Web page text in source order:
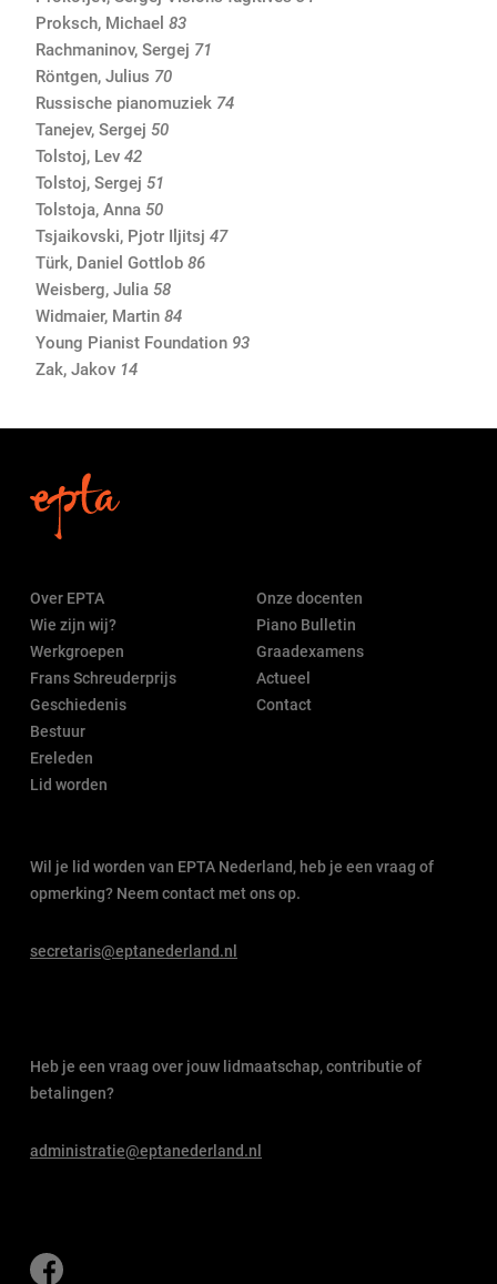
Proksch, Michael 83
Rachmaninov, Sergej 71
Röntgen, Julius 70
Russische pianomuziek 74
Tanejev, Sergej 50
Tolstoj, Lev 42
Tolstoj, Sergej 51
Tolstoja, Anna 50
Tsjaikovski, Pjotr Iljitsj 47
Türk, Daniel Gottlob 86
Weisberg, Julia 58
Widmaier, Martin 84
Young Pianist Foundation 93
Zak, Jakov 14
Over EPTA
Wie zijn wij?
Werkgroepen
Frans Schreuderprijs
Geschiedenis
Bestuur
Ereleden
Lid worden
Onze docenten
Piano Bulletin
Graadexamens
Actueel
Contact
Wil je lid worden van EPTA Nederland, heb je een vraag of
opmerking? Neem contact met ons op.
secretaris@eptanederland.nl
Heb je een vraag over jouw lidmaatschap, contributie of
betalingen?
administratie@eptanederland.nl